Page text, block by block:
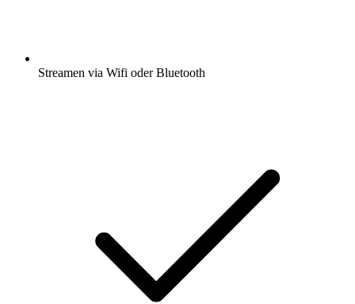
Streamen via Wifi oder Bluetooth